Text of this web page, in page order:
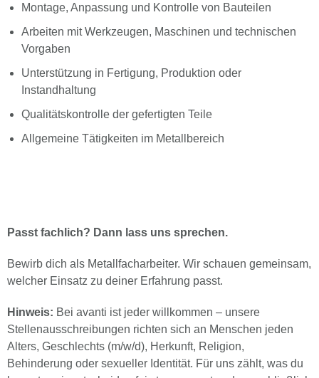
Montage, Anpassung und Kontrolle von Bauteilen
Arbeiten mit Werkzeugen, Maschinen und technischen
Vorgaben
Unterstützung in Fertigung, Produktion oder
Instandhaltung
Qualitätskontrolle der gefertigten Teile
Allgemeine Tätigkeiten im Metallbereich
Passt fachlich? Dann lass uns sprechen.
Bewirb dich als Metallfacharbeiter. Wir schauen gemeinsam,
welcher Einsatz zu deiner Erfahrung passt.
Hinweis: Bei avanti ist jeder willkommen – unsere
Stellenausschreibungen richten sich an Menschen jeden
Alters, Geschlechts (m/w/d), Herkunft, Religion,
Behinderung oder sexueller Identität. Für uns zählt, was du